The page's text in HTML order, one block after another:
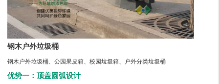
钢木户外垃圾桶
钢木户外垃圾桶、公园果皮箱、校园垃圾箱、户外分类垃圾桶
优势一：顶盖圆弧设计